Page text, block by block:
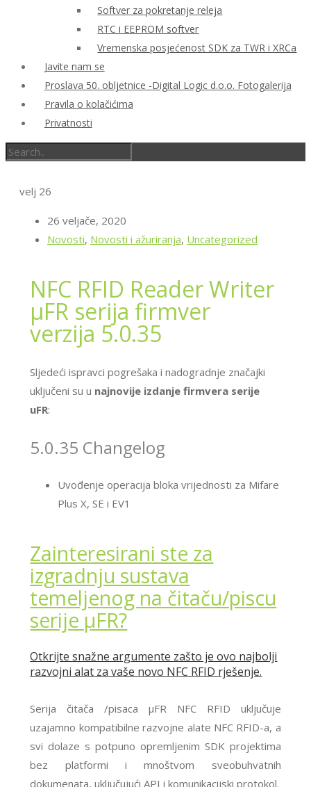
Softver za pokretanje releja
RTC i EEPROM softver
Vremenska posjećenost SDK za TWR i XRCa
Javite nam se
Proslava 50. obljetnice -Digital Logic d.o.o. Fotogalerija
Pravila o kolačićima
Privatnosti
velj 26
26 veljače, 2020
Novosti, Novosti i ažuriranja, Uncategorized
NFC RFID Reader Writer
μFR serija firmver
verzija 5.0.35
Sljedeći ispravci pogrešaka i nadogradnje značajki
uključeni su u najnovije izdanje firmvera serije
uFR:
5.0.35 Changelog
Uvođenje operacija bloka vrijednosti za Mifare
Plus X, SE i EV1
Zainteresirani ste za
izgradnju sustava
temeljenog na čitaču/piscu
serije μFR?
Otkrijte snažne argumente zašto je ovo najbolji
razvojni alat za vaše novo NFC RFID rješenje.
Serija čitača /pisaca μFR NFC RFID uključuje
uzajamno kompatibilne razvojne alate NFC RFID-a, a
svi dolaze s potpuno opremljenim SDK projektima
bez platformi i mnoštvom sveobuhvatnih
dokumenata, uključujući API i komunikacijski protokol.